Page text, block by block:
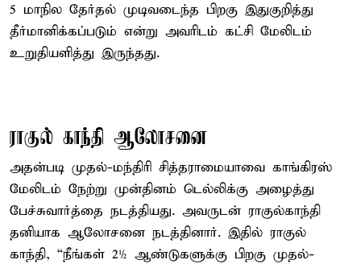
5 மாநில தேர்தல் முடிவடைந்த பிறகு இதுகுறித்து
தீர்மானிக்கப்படும் என்று அவரிடம் கட்சி மேலிடம்
உறுதியளித்து இருந்தது.
ராகுல் காந்தி ஆலோசனை
அதன்படி முதல்-மந்திரி சித்தராமையாவை காங்கிரஸ்
மேலிடம் நேற்று முன்தினம் டெல்லிக்கு அழைத்து
பேச்சுவார்த்தை நடத்தியது. அவருடன் ராகுல்காந்தி
தனியாக ஆலோசனை நடத்தினார். இதில் ராகுல்
காந்தி, “நீங்கள் 2½ ஆண்டுகளுக்கு பிறகு முதல்-